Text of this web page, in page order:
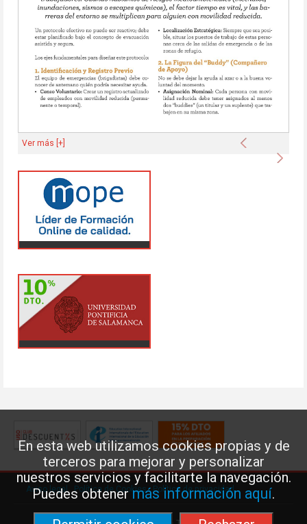
En esta web utilizamos cookies propias y de
terceros para mejorar y personalizar
nuestros servicios y facilitarte la navegación.
Puedes obtenermás información aquí.
Anterior
Ver más [+]
Aviso legal·Política de Cookies·Política de privacidad